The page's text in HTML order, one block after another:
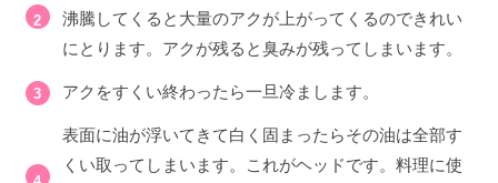
沸騰してくると大量のアクが上がってくるのできれい
にとります。アクが残ると臭みが残ってしまいます。
アクをすくい終わったら一旦冷まします。
表面に油が浮いてきて白く固まったらその油は全部す
くい取ってしまいます。これがヘッドです。料理に使